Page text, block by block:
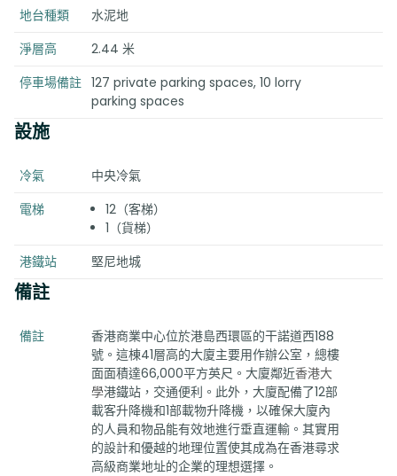
地台種類
水泥地
淨層高
2.44 米
停車場備註 127 private parking spaces, 10 lorry
parking spaces
設施
冷氣
中央冷氣
電梯
12（客梯）
1（貨梯）
港鐵站
堅尼地城
備註
備註
香港商業中心位於港島西環區的干諾道西188
號。這棟41層高的大廈主要用作辦公室，總樓
面面積達66,000平方英尺。大廈鄰近香港大
學港鐵站，交通便利。此外，大廈配備了12部
載客升降機和1部載物升降機，以確保大廈內
的人員和物品能有效地進行垂直運輸。其實用
的設計和優越的地理位置使其成為在香港尋求
高級商業地址的企業的理想選擇。